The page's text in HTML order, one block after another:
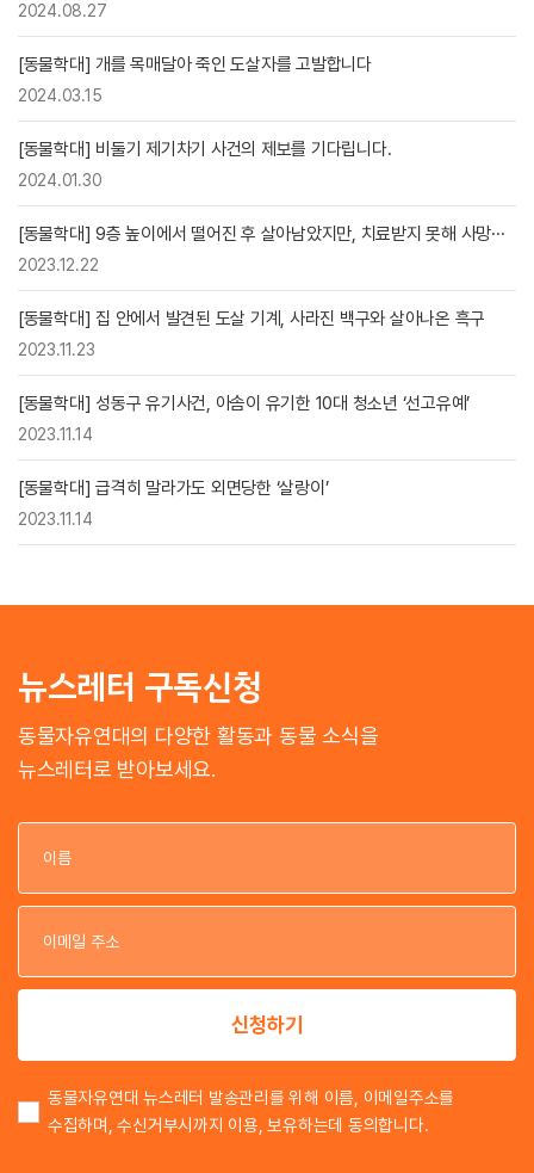
2024.08.27
[동물학대] 개를 목매달아 죽인 도살자를 고발합니다
2024.03.15
[동물학대] 비둘기 제기차기 사건의 제보를 기다립니다.
2024.01.30
[동물학대] 9층 높이에서 떨어진 후 살아남았지만, 치료받지 못해 사망···
2023.12.22
[동물학대] 집 안에서 발견된 도살 기계, 사라진 백구와 살아나온 흑구
2023.11.23
[동물학대] 성동구 유기사건, 아솜이 유기한 10대 청소년 ‘선고유예’
2023.11.14
[동물학대] 급격히 말라가도 외면당한 ‘살랑이’
2023.11.14
뉴스레터 구독신청
동물자유연대의 다양한 활동과 동물 소식을
뉴스레터로 받아보세요.
이
이
신청하기
동물자유연대 뉴스레터 발송관리를 위해 이름, 이메일주소를
수집하며, 수신거부시까지 이용, 보유하는데 동의합니다.